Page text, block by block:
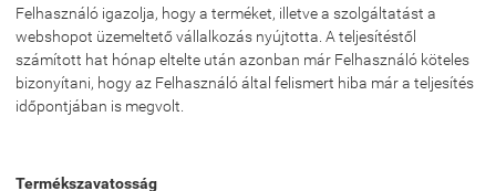
Felhasználó igazolja, hogy a terméket, illetve a szolgáltatást a
webshopot üzemeltető vállalkozás nyújtotta. A teljesítéstől
számított hat hónap eltelte után azonban már Felhasználó köteles
bizonyítani, hogy az Felhasználó által felismert hiba már a teljesítés
időpontjában is megvolt.
Termékszavatosság